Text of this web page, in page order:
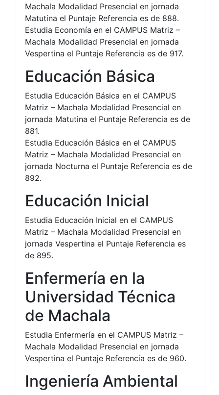
Machala Modalidad Presencial en jornada
Matutina el Puntaje Referencia es de 888.
Estudia Economía en el CAMPUS Matriz –
Machala Modalidad Presencial en jornada
Vespertina el Puntaje Referencia es de 917.
Educación Básica
Estudia Educación Básica en el CAMPUS
Matriz – Machala Modalidad Presencial en
jornada Matutina el Puntaje Referencia es de
881.
Estudia Educación Básica en el CAMPUS
Matriz – Machala Modalidad Presencial en
jornada Nocturna el Puntaje Referencia es de
892.
Educación Inicial
Estudia Educación Inicial en el CAMPUS
Matriz – Machala Modalidad Presencial en
jornada Vespertina el Puntaje Referencia es
de 895.
Enfermería en la
Universidad Técnica
de Machala
Estudia Enfermería en el CAMPUS Matriz –
Machala Modalidad Presencial en jornada
Vespertina el Puntaje Referencia es de 960.
Ingeniería Ambiental